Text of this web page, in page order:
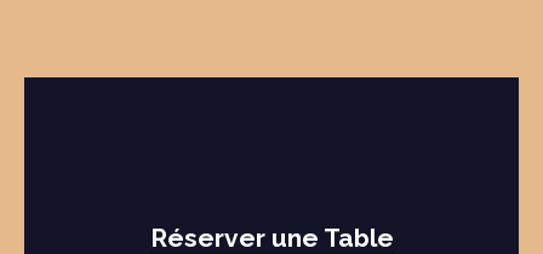
Réserver une Table